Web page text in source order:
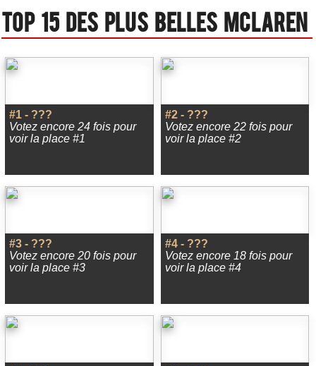
Top 15 des plus belles Mclaren
#1 - ???
Votez encore 24 fois pour
voir la place #1
#2 - ???
Votez encore 22 fois pour
voir la place #2
#3 - ???
Votez encore 20 fois pour
voir la place #3
#4 - ???
Votez encore 18 fois pour
voir la place #4